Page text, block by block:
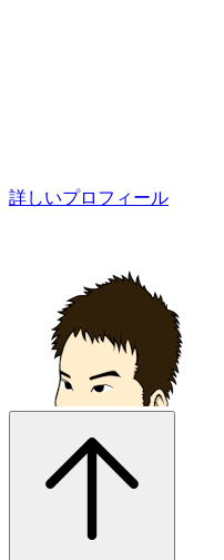
詳しいプロフィール